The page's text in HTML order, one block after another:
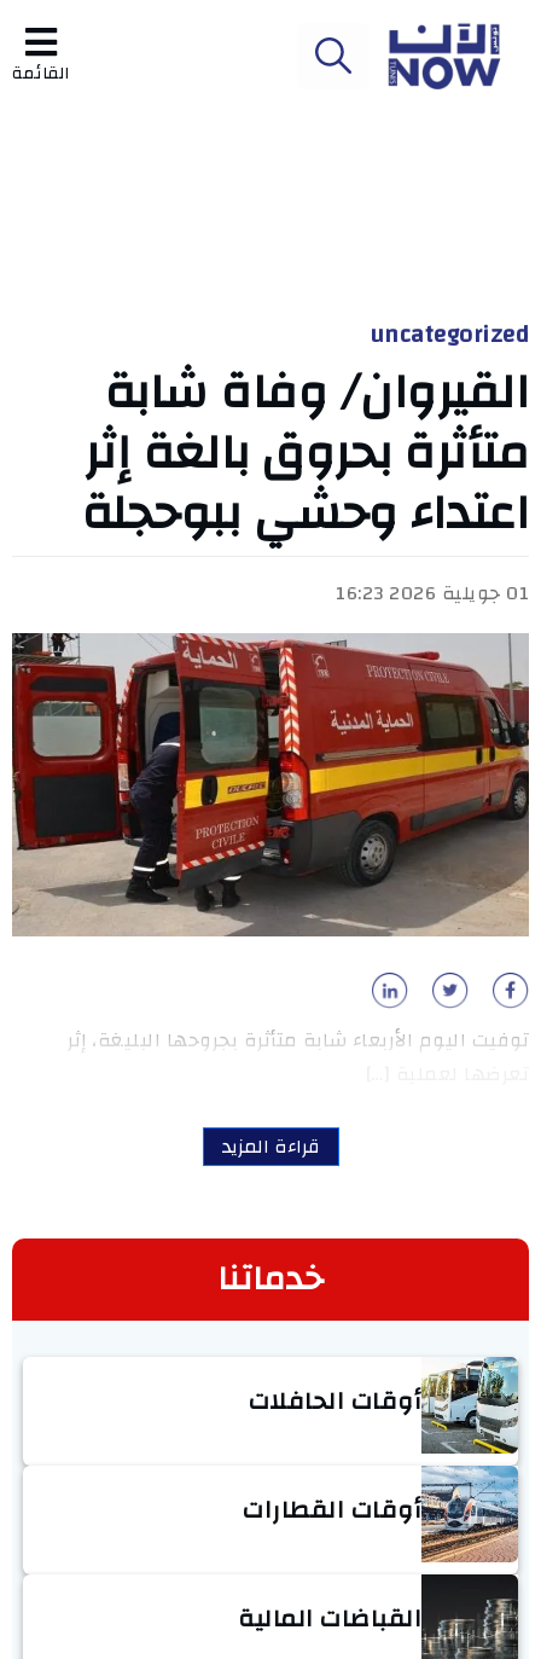
القائمة
uncategorized
القيروان/ وفاة شابة
متأثرة بحروق بالغة إثر
اعتداء وحشي ببوحجلة
01 جويلية 2026 16:23
توفيت اليوم الأربعاء شابة متأثرة بجروحها البليغة، إثر
قراءة المزيد
خدماتنا
أوقات الحافلات
أوقات القطارات
القباضات المالية